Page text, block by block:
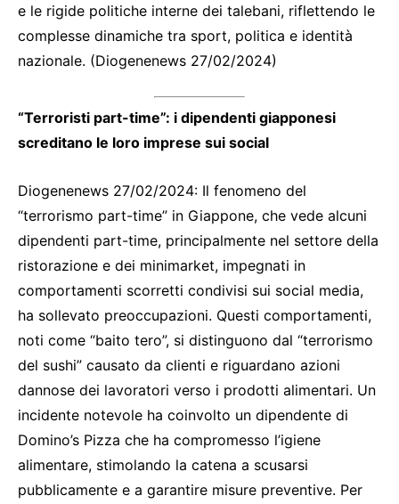
e le rigide politiche interne dei talebani, riflettendo le
complesse dinamiche tra sport, politica e identità
nazionale. (Diogenenews 27/02/2024)
“Terroristi part-time”: i dipendenti giapponesi
screditano le loro imprese sui social
Diogenenews 27/02/2024: Il fenomeno del
“terrorismo part-time” in Giappone, che vede alcuni
dipendenti part-time, principalmente nel settore della
ristorazione e dei minimarket, impegnati in
comportamenti scorretti condivisi sui social media,
ha sollevato preoccupazioni. Questi comportamenti,
noti come “baito tero”, si distinguono dal “terrorismo
del sushi” causato da clienti e riguardano azioni
dannose dei lavoratori verso i prodotti alimentari. Un
incidente notevole ha coinvolto un dipendente di
Domino’s Pizza che ha compromesso l’igiene
alimentare, stimolando la catena a scusarsi
pubblicamente e a garantire misure preventive. Per